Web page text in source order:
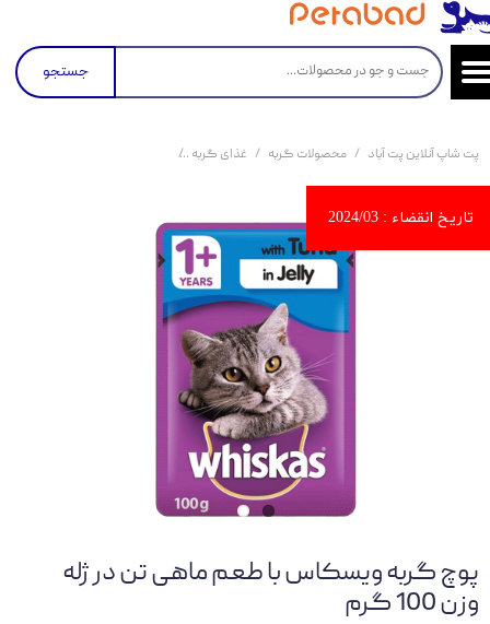
جستجو
پت شاپ آنلاین پت آباد محصولات گربه غذای گربه
پوچ گربه ویسکاس با طعم ماهی تن در ژله
وزن 100 گرم